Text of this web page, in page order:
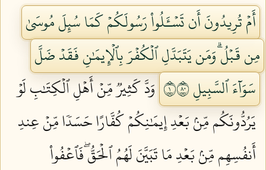
أَمۡ تُرِيدُونَ أَن تَسۡـَٔلُواْ رَسُولَكُمۡ كَمَا سُئِلَ مُوسَىٰ
مِن قَبۡلُۗ وَمَن يَتَبَدَّلِ ٱلۡكُفۡرَ بِٱلۡإِيمَٰنِ فَقَدۡ ضَلَّ
سَوَآءَ ٱلسَّبِيلِ ١٠٨
وَدَّ كَثِيرٞ مِّنۡ أَهۡلِ ٱلۡكِتَٰبِ لَوۡ
يَرُدُّونَكُم مِّنۢ بَعۡدِ إِيمَٰنِكُمۡ كُفَّارًا حَسَدٗا مِّنۡ عِندِ
أَنفُسِهِم مِّنۢ بَعۡدِ مَا تَبَيَّنَ لَهُمُ ٱلۡحَقُّۖ فَٱعۡفُواْ